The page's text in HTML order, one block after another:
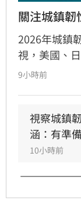
關注城鎮韌
2026年城鎮
視，美國、
荷蘭、紐西
疏散避難及
長林飛帆表
支持。自助
同時，我們
9小時前
視察城鎮
涵：有準
10小時前